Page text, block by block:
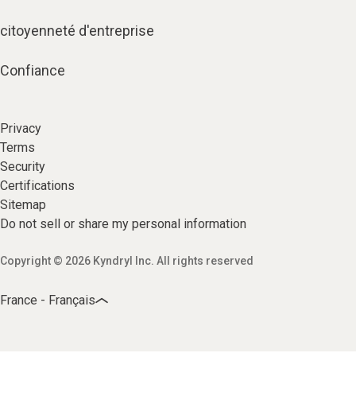
citoyenneté d'entreprise
Confiance
Privacy
Terms
Security
Certifications
Sitemap
Do not sell or share my personal information
Copyright © 2026 Kyndryl Inc. All rights reserved
France - Français